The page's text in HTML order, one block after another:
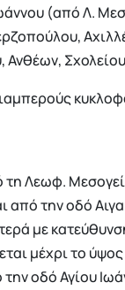
(από Λ.
Ανθέων,
τη Λεωφ.
από την οδό
με
μέχρι το
οδό Αγίου